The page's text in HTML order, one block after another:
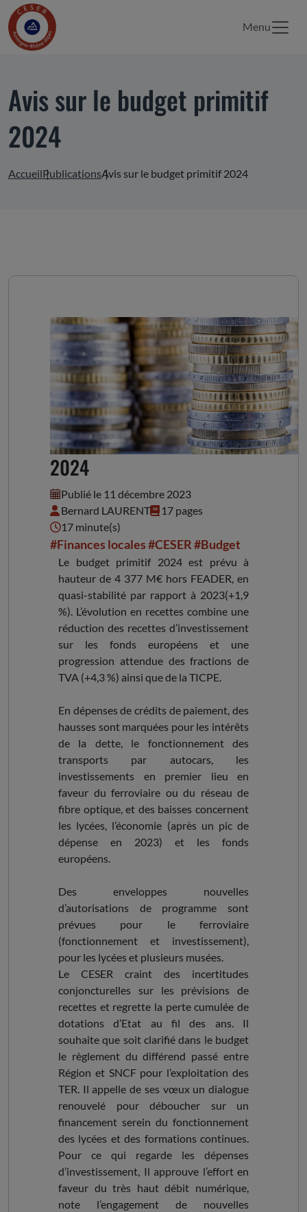
Menu
Avis sur le budget primitif
2024
AccueilPublicationsAvis sur le budget primitif 2024
Avis sur le budget primitif
2024
Publié le 11 décembre 2023
Bernard LAURENT
17 pages
17 minute(s)
#Finances locales#CESER#Budget
Le budget primitif 2024 est prévu à
hauteur de 4 377 M€ hors FEADER, en
quasi-stabilité par rapport à 2023(+1,9
%). L’évolution en recettes combine une
réduction des recettes d’investissement
sur les fonds européens et une
progression attendue des fractions de
TVA (+4,3 %) ainsi que de la TICPE.
En dépenses de crédits de paiement, des
hausses sont marquées pour les intérêts
de la dette, le fonctionnement des
transports par autocars, les
investissements en premier lieu en
faveur du ferroviaire ou du réseau de
fibre optique, et des baisses concernent
les lycées, l’économie (après un pic de
dépense en 2023) et les fonds
européens.
Des enveloppes nouvelles
d’autorisations de programme sont
prévues pour le ferroviaire
(fonctionnement et investissement),
pour les lycées et plusieurs musées.
Le CESER craint des incertitudes
conjoncturelles sur les prévisions de
recettes et regrette la perte cumulée de
dotations d’Etat au fil des ans. Il
souhaite que soit clarifié dans le budget
le règlement du différend passé entre
Région et SNCF pour l’exploitation des
TER. Il appelle de ses vœux un dialogue
renouvelé pour déboucher sur un
financement serein du fonctionnement
des lycées et des formations continues.
Pour ce qui regarde les dépenses
d’investissement, Il approuve l’effort en
faveur du très haut débit numérique,
note l’engagement de nouvelles